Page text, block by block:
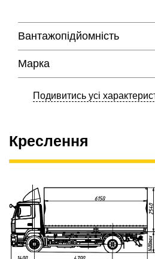
Вантажопідйомність
Марка
Подивитись усі
Креслення